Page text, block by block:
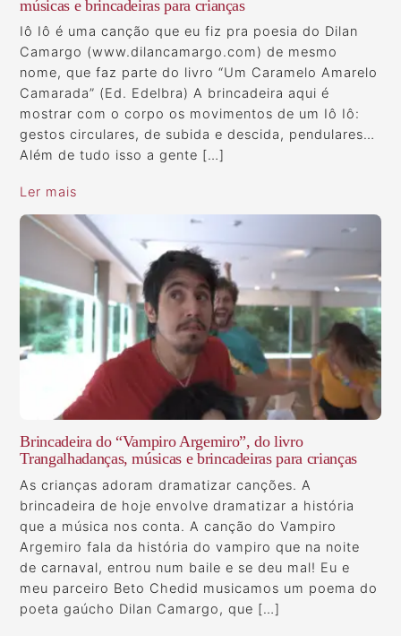
músicas e brincadeiras para crianças
Iô Iô é uma canção que eu fiz pra poesia do Dilan
Camargo (www.dilancamargo.com) de mesmo
nome, que faz parte do livro “Um Caramelo Amarelo
Camarada” (Ed. Edelbra) A brincadeira aqui é
mostrar com o corpo os movimentos de um Iô Iô:
gestos circulares, de subida e descida, pendulares…
Além de tudo isso a gente […]
Ler mais
Brincadeira do “Vampiro Argemiro”, do livro
Trangalhadanças, músicas e brincadeiras para crianças
As crianças adoram dramatizar canções. A
brincadeira de hoje envolve dramatizar a história
que a música nos conta. A canção do Vampiro
Argemiro fala da história do vampiro que na noite
de carnaval, entrou num baile e se deu mal! Eu e
meu parceiro Beto Chedid musicamos um poema do
poeta gaúcho Dilan Camargo, que […]